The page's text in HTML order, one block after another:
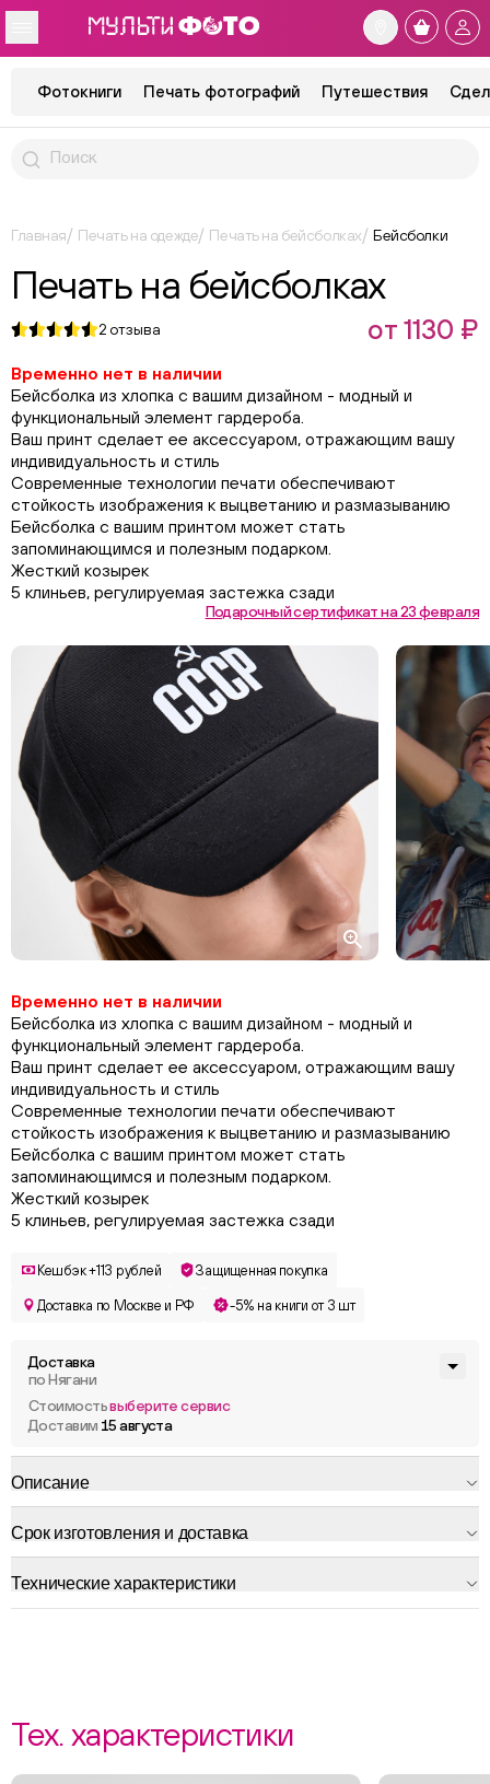
Фотокниги Печать фотографий Путешествия
Главная Печать на одежде Печать на бейсболках Бейсболки
Временно нет в наличии
Бейсболка из хлопка с вашим дизайном - модный и
функциональный элемент гардероба.
Ваш принт сделает ее аксессуаром, отражающим вашу
индивидуальность и стиль
Современные технологии печати обеспечивают
стойкость изображения к выцветанию и размазыванию
Бейсболка с вашим принтом может стать
запоминающимся и полезным подарком.
Жесткий козырек
5 клиньев, регулируемая застежка сзади
Печать на бейсболках
2 отзыва от 1130 ₽
Временно нет в наличии
Бейсболка из хлопка с вашим дизайном - модный и
функциональный элемент гардероба.
Ваш принт сделает ее аксессуаром, отражающим вашу
индивидуальность и стиль
Современные технологии печати обеспечивают
стойкость изображения к выцветанию и размазыванию
Бейсболка с вашим принтом может стать
запоминающимся и полезным подарком.
Жесткий козырек
5 клиньев, регулируемая застежка сзади
Подарочный сертификат на 23 февраля
Кешбэк +113 рублей Защищенная покупка
Доставка по Москве и РФ -5% на книги от 3 шт
Доставка
по Нягани
Стоимостьвыберите сервис
Доставим 15 августа
Описание
Срок изготовления и доставка
Технические характеристики
Тех. характеристики